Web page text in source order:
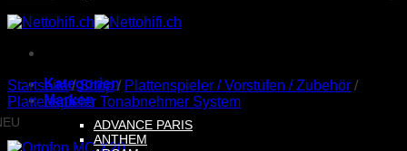
Kategorien
Marken
ADVANCE PARIS
ANTHEM
Startseite/Shop/ Plattenspieler / Vorstufen / Zubehör /
Plattenspieler Tonabnehmer System